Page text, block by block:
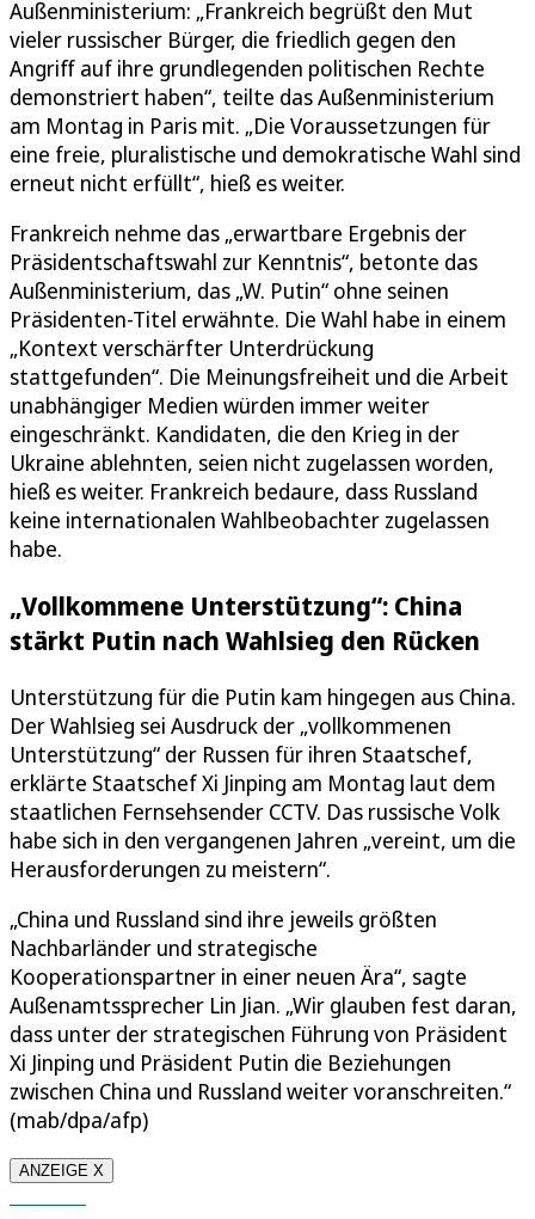
Außenministerium: „Frankreich begrüßt den Mut
vieler russischer Bürger, die friedlich gegen den
Angriff auf ihre grundlegenden politischen Rechte
demonstriert haben“, teilte das Außenministerium
am Montag in Paris mit. „Die Voraussetzungen für
eine freie, pluralistische und demokratische Wahl sind
erneut nicht erfüllt“, hieß es weiter.
Frankreich nehme das „erwartbare Ergebnis der
Präsidentschaftswahl zur Kenntnis“, betonte das
Außenministerium, das „W. Putin“ ohne seinen
Präsidenten-Titel erwähnte. Die Wahl habe in einem
„Kontext verschärfter Unterdrückung
stattgefunden“. Die Meinungsfreiheit und die Arbeit
unabhängiger Medien würden immer weiter
eingeschränkt. Kandidaten, die den Krieg in der
Ukraine ablehnten, seien nicht zugelassen worden,
hieß es weiter. Frankreich bedaure, dass Russland
keine internationalen Wahlbeobachter zugelassen
habe.
„Vollkommene Unterstützung“: China
stärkt Putin nach Wahlsieg den Rücken
Unterstützung für die Putin kam hingegen aus China.
Der Wahlsieg sei Ausdruck der „vollkommenen
Unterstützung“ der Russen für ihren Staatschef,
erklärte Staatschef Xi Jinping am Montag laut dem
staatlichen Fernsehsender CCTV. Das russische Volk
habe sich in den vergangenen Jahren „vereint, um die
Herausforderungen zu meistern“.
„China und Russland sind ihre jeweils größten
Nachbarländer und strategische
Kooperationspartner in einer neuen Ära“, sagte
Außenamtssprecher Lin Jian. „Wir glauben fest daran,
dass unter der strategischen Führung von Präsident
Xi Jinping und Präsident Putin die Beziehungen
zwischen China und Russland weiter voranschreiten.“
(mab/dpa/afp)
ANZEIGE X